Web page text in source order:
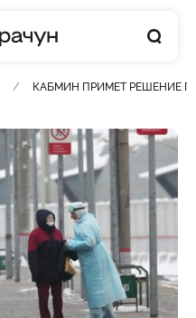
КАБМИН ПРИМЕТ РЕШЕНИЕ